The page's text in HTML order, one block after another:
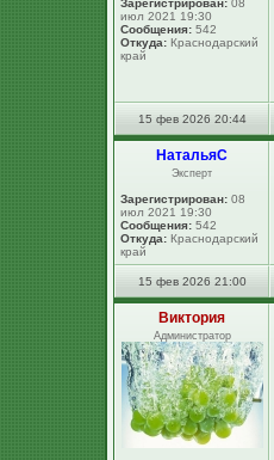
Зарегистрирован: 08
июл 2021 19:30
Сообщения: 542
Откуда: Краснодарский
край
15 фев 2026 20:44
НатальяС
Эксперт
Зарегистрирован: 08
июл 2021 19:30
Сообщения: 542
Откуда: Краснодарский
край
15 фев 2026 21:00
Виктория
Администратор